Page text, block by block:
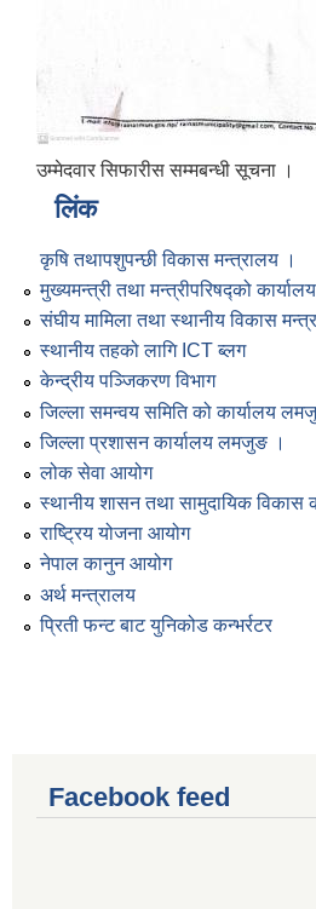
उम्मेदवार सिफारीस सम्मबन्धी सूचना ।
लिंक
कृषि तथापशुपन्छी विकास मन्त्रालय ।
मुख्यमन्त्री तथा मन्त्रीपरिषद्को
संघीय मामिला तथा स्थानीय विकास
स्थानीय तहको लागि ICT ब्लग
केन्द्रीय पञ्जिकरण विभाग
जिल्ला समन्वय समिति को कार्यालय
जिल्ला प्रशासन कार्यालय लमजुङ ।
लोक सेवा आयोग
स्थानीय शासन तथा सामुदायिक विकास
राष्ट्रिय योजना आयोग
नेपाल कानुन आयोग
अर्थ मन्त्रालय
प्रिती फन्ट बाट युनिकोड कन्भर्रटर
Facebook feed